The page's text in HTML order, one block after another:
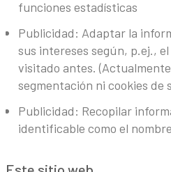
funciones estadísticas
Publicidad: Adaptar la
sus intereses según, p.ej.,
visitado antes.
segmentación ni cookies de
Publicidad: Recopilar
identificable como el